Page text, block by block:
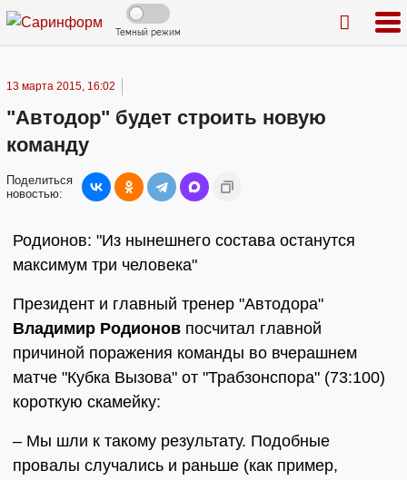
Темный режим
13 марта 2015, 16:02
"Автодор" будет строить новую
команду
Поделиться
новостью:
Родионов: "Из нынешнего состава останутся
максимум три человека"
Президент и главный тренер "Автодора"
Владимир Родионов посчитал главной
причиной поражения команды во вчерашнем
матче "Кубка Вызова" от "Трабзонспора" (73:100)
короткую скамейку:
– Мы шли к такому результату. Подобные
провалы случались и раньше (как пример,